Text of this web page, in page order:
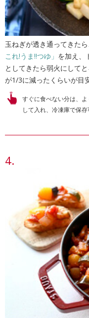
玉ねぎが透き通ってきた
これ!うま!!つゆ」 を加え、
としてきたら弱火にして
が1/3に減ったくらいが目
すぐに食べない分は、
して入れ、冷凍庫で保存